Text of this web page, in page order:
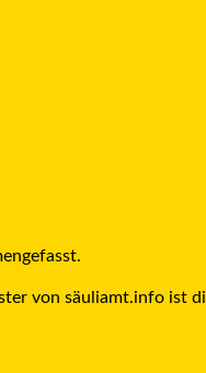
von säuliamt.info ist